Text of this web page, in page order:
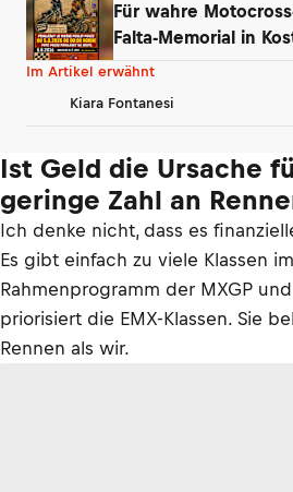
Für wahre
Falta-Memorial in
Wochenende
Im Artikel erwähnt
Kiara Fontanesi
Ist Geld die Ursache
geringe Zahl an
Ich denke nicht, dass es
Es gibt einfach zu viele Klassen im
Rahmenprogramm der MXGP
priorisiert die EMX-Klassen. Sie
Rennen als wir.